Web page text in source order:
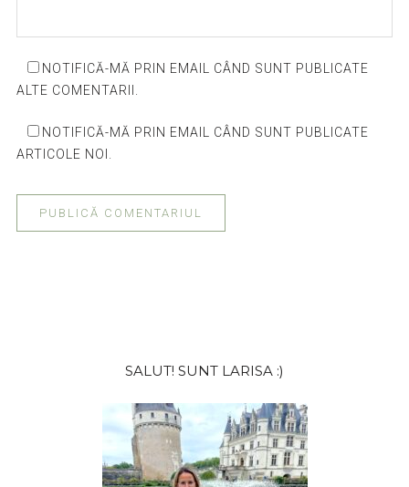
NOTIFICĂ-MĂ PRIN EMAIL CÂND SUNT PUBLICATE
ALTE COMENTARII.
NOTIFICĂ-MĂ PRIN EMAIL CÂND SUNT PUBLICATE
ARTICOLE NOI.
principală
SALUT! SUNT LARISA :)